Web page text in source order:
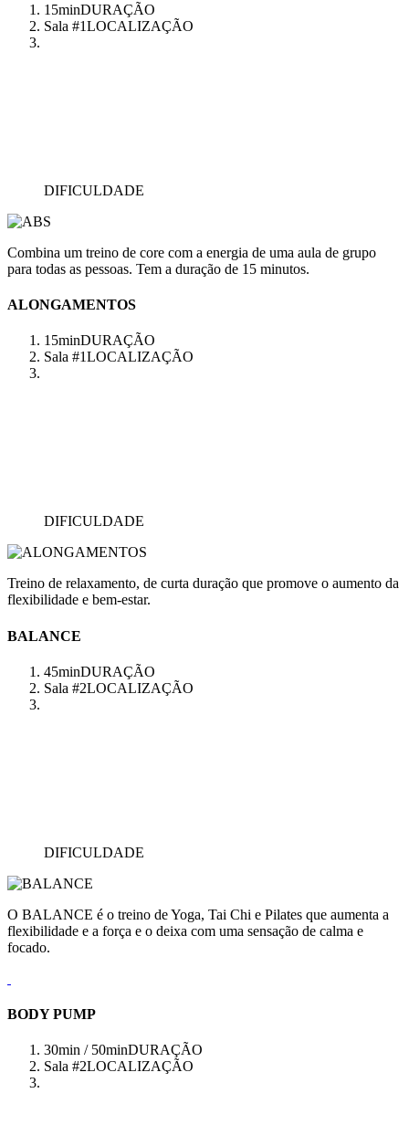
15minDURAÇÃO
Sala #1LOCALIZAÇÃO
DIFICULDADE
Combina um treino de core com a energia de uma aula de grupo
para todas as pessoas. Tem a duração de 15 minutos.
ALONGAMENTOS
15minDURAÇÃO
Sala #1LOCALIZAÇÃO
DIFICULDADE
Treino de relaxamento, de curta duração que promove o aumento da
flexibilidade e bem-estar.
BALANCE
45minDURAÇÃO
Sala #2LOCALIZAÇÃO
DIFICULDADE
O BALANCE é o treino de Yoga, Tai Chi e Pilates que aumenta a
flexibilidade e a força e o deixa com uma sensação de calma e
focado.
BODY PUMP
30min / 50minDURAÇÃO
Sala #2LOCALIZAÇÃO